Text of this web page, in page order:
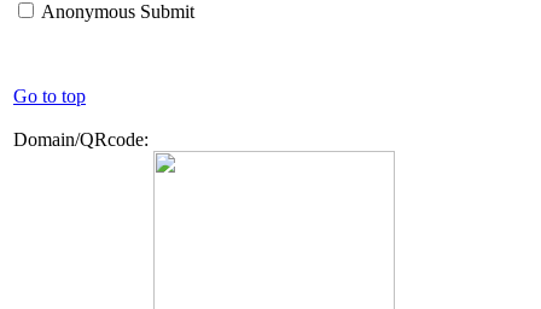
Anonymous Submit
Go to top
Domain/QRcode: